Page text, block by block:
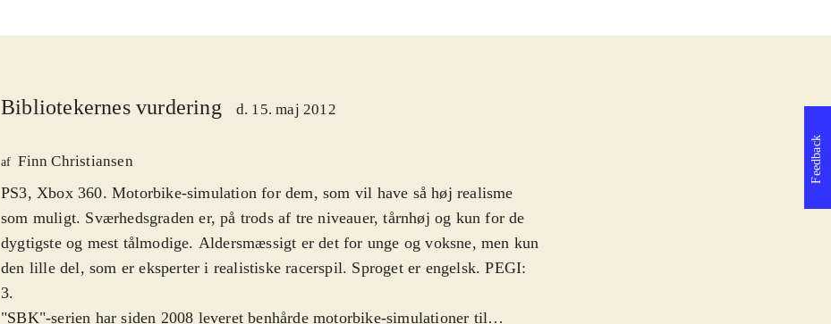
Bibliotekernes vurdering d. 15. maj 2012
af Finn Christiansen
PS3, Xbox 360. Motorbike-simulation for dem, som vil have så høj realisme
som muligt. Sværhedsgraden er, på trods af tre niveauer, tårnhøj og kun for de
dygtigste og mest tålmodige. Aldersmæssigt er det for unge og voksne, men kun
den lille del, som er eksperter i realistiske racerspil. Sproget er engelsk. PEGI:
3.
"SBK"-serien har siden 2008 leveret benhårde motorbike-simulationer til
Feedback